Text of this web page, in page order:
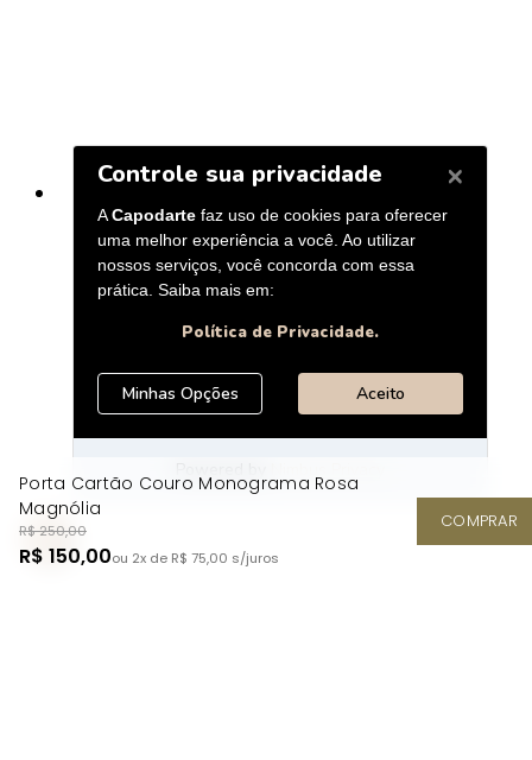
Porta Cartão Couro Monograma Rosa
Magnólia
R$ 250,00
R$ 150,00ou 2x de R$ 75,00 s/juros
COMPRAR